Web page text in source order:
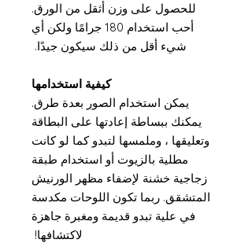
للحصول على وزن أثقل من الورق.
أحب استخدام 180 جرامًا ولكن أي
شيء أقل من ذلك سيكون جيدًا.
كيفية استخدامها
يمكن استخدام الصور بعدة طرق.
يمكنك ببساطة إعادتها على البطاقة
وتعليقها ، وملمسها لتبدو كما لو كانت
مطلية بالزيوت أو استخدام طبقة
زجاجية خشنة لإضفاء مظهر الورنيش
المتشقق. ربما تكون اللوحات مكدسة
في علية تبدو قديمة ومغبرة جاهزة
لاكتشافها!